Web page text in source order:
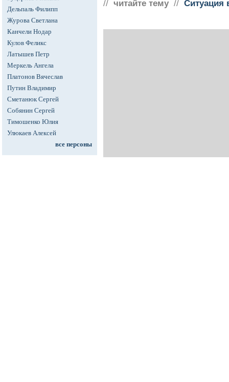
Дельпаль Филипп
Журова Светлана
Канчели Нодар
Кулов Феликс
Латышев Петр
Меркель Ангела
Платонов Вячеслав
Путин Владимир
Сметанюк Сергей
Собянин Сергей
Тимошенко Юлия
Улюкаев Алексей
все персоны
// читайте тему // Ситуация